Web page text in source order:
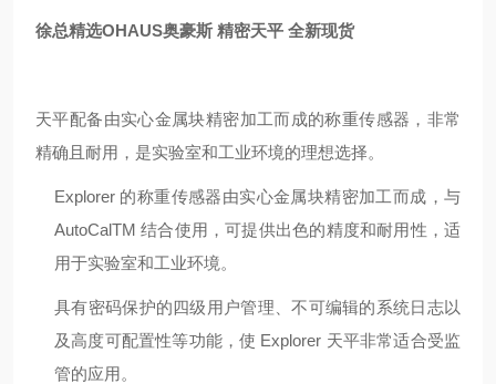
徐总精选OHAUS奥豪斯 精密天平 全新现货
天平配备由实心金属块精密加工而成的称重传感器，非常
精确且耐用，是实验室和工业环境的理想选择。
Explorer 的称重传感器由实心金属块精密加工而成，与
AutoCalTM 结合使用，可提供出色的精度和耐用性，适
用于实验室和工业环境。
具有密码保护的四级用户管理、不可编辑的系统日志以
及高度可配置性等功能，使 Explorer 天平非常适合受监
管的应用。